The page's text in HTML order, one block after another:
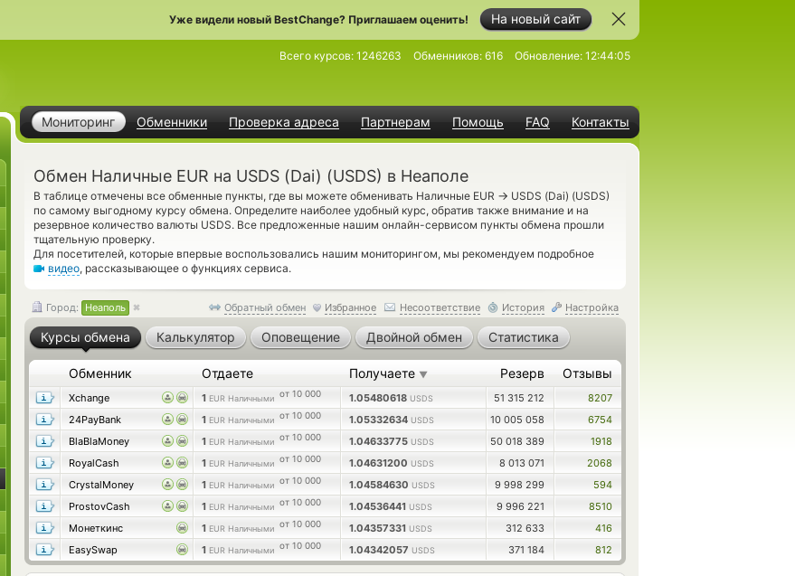
На новый сайт
Уже видели новый BestChange? Приглашаем оценить!
Мониторинг Обменники Проверка адреса Партнерам Помощь FAQ Контакты
Всего курсов: 1246263 Обменников: 616 Обновление: 12:44:05
Обмен Наличные EUR на USDS (Dai) (USDS) в Неаполе
В таблице отмечены все обменные пункты, где вы можете обменивать Наличные EUR → USDS (Dai) (USDS)
по самому выгодному курсу обмена. Определите наиболее удобный курс, обратив также внимание и на
резервное количество валюты USDS. Все предложенные нашим онлайн-сервисом пункты обмена прошли
тщательную проверку.
Для посетителей, которые впервые воспользовались нашим мониторингом, мы рекомендуем подробное
видео, рассказывающее о функциях сервиса.
Обратный обмен Избранное Несоответствие История Настройка
Город: Неаполь
Курсы обмена Калькулятор Оповещение Двойной обмен Статистика
Обменник Отдаете Получаете ▼ Резерв Отзывы
Xchange 1 EUR Наличными от 10 000 1.05480618 USDS 51 315 212
8207
24PayBank
1 EUR Наличными от 10 000 1.05332634 USDS 10 005 058
6754
BlaBlaMoney
1 EUR Наличными от 10 000 1.04633775 USDS 50 018 389
1918
RoyalCash
1 EUR Наличными от 10 000 1.04631200 USDS 8 013 071
2068
CrystalMoney
1 EUR Наличными от 10 000 1.04584630 USDS 9 998 299
594
ProstovCash
1 EUR Наличными от 10 000 1.04536441 USDS 9 996 221
8510
Монеткинс
1 EUR Наличными от 10 000 1.04357331 USDS 312 633
416
EasySwap
1 EUR Наличными от 10 000 1.04342057 USDS 371 184 812